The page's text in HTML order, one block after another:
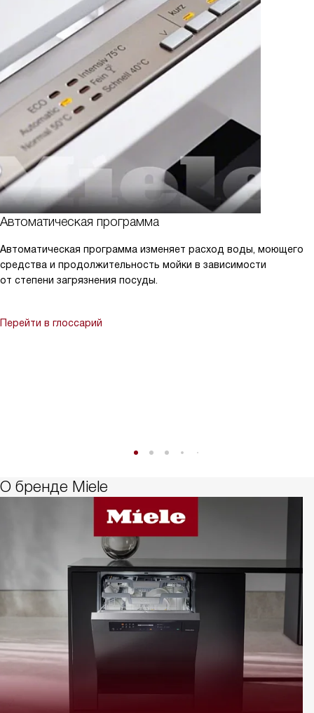
Автоматическая программа
Автоматическая программа изменяет расход воды, моющего
средства и продолжительность мойки в зависимости
от степени загрязнения посуды.
Перейти в глоссарий
О бренде Miele